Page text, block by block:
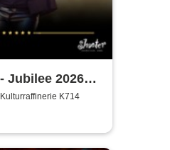
Jubilee 2026
K714